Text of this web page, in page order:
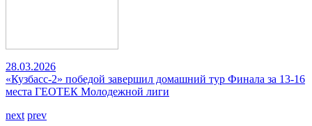
28.03.2026
«Кузбасс-2» победой завершил домашний тур Финала за 13-16
места ГЕОТЕК Молодежной лиги
next prev